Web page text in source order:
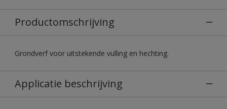
Productomschrijving
Grondverf voor uitstekende vulling en hechting.
Applicatie beschrijving